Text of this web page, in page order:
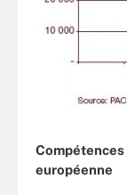
européenne